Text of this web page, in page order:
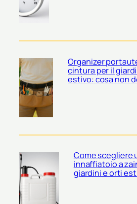
Organizer
cintura per il
estivo: cosa non
Come scegliere
innaffiatoio a
giardini e orti